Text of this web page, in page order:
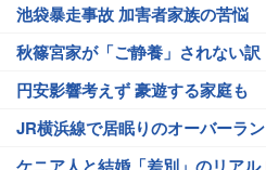
池袋暴走事故 加害者家族の苦悩
秋篠宮家が「ご静養」されない訳
円安影響考えず 豪遊する家庭も
JR横浜線で居眠りのオーバーラン